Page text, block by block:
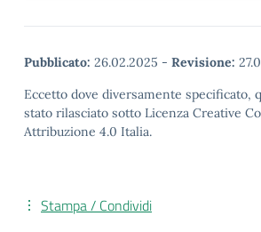
Pubblicato: 26.02.2025 - Revisione:
Eccetto dove diversamente specificato,
stato rilasciato sotto Licenza Creative
Attribuzione 4.0 Italia.
Stampa / Condividi